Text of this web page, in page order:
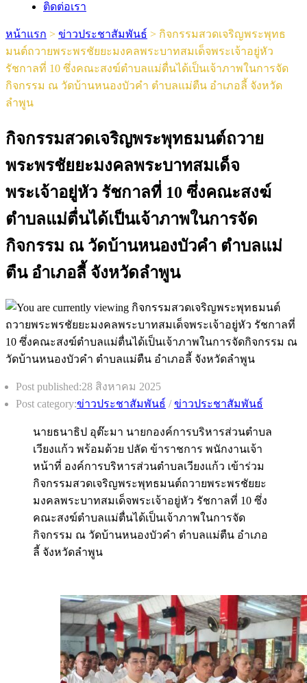
ติดต่อเรา
หน้าแรก > ข่าวประชาสัมพันธ์ > กิจกรรมสวดเจริญพระพุทธ
มนต์ถวายพระพรชัยยะมงคลพระบาทสมเด็จพระเจ้าอยู่หัว
รัชกาลที่ 10 ซึ่งคณะสงฆ์ตำบลแม่ตื่นได้เป็นเจ้าภาพในการจัด
กิจกรรม ณ วัดบ้านหนองบัวคำ ตำบลแม่ตืน อำเภอลี้ จังหวัด
ลำพูน
กิจกรรมสวดเจริญพระพุทธมนต์ถวาย
พระพรชัยยะมงคลพระบาทสมเด็จ
พระเจ้าอยู่หัว รัชกาลที่ 10 ซึ่งคณะสงฆ์
ตำบลแม่ตื่นได้เป็นเจ้าภาพในการจัด
กิจกรรม ณ วัดบ้านหนองบัวคำ ตำบลแม่
ตืน อำเภอลี้ จังหวัดลำพูน
Post published:28 สิงหาคม 2025
Post category:ข่าวประชาสัมพันธ์ / ข่าวประชาสัมพันธ์
นายธนาธิป อุต๊ะมา นายกองค์การบริหารส่วนตำบล
เวียงแก้ว พร้อมด้วย ปลัด ข้าราชการ พนักงานเจ้า
หน้าที่ องค์การบริหารส่วนตำบลเวียงแก้ว เข้าร่วม
กิจกรรมสวดเจริญพระพุทธมนต์ถวายพระพรชัยยะ
มงคลพระบาทสมเด็จพระเจ้าอยู่หัว รัชกาลที่ 10 ซึ่ง
คณะสงฆ์ตำบลแม่ตื่นได้เป็นเจ้าภาพในการจัด
กิจกรรม ณ วัดบ้านหนองบัวคำ ตำบลแม่ตืน อำเภอ
ลี้ จังหวัดลำพูน